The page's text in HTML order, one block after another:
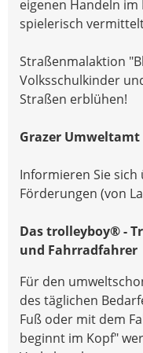
eigenen Handeln
spielerisch
Straßenmalaktion
Volksschulkinder
Straßen erblühen!
Grazer Umweltamt
Informieren Sie
Förderungen (von
Das trolleyboy® -
und Fahrradfahrer
Für den
des täglichen
Fuß oder mit dem
beginnt im Kopf"